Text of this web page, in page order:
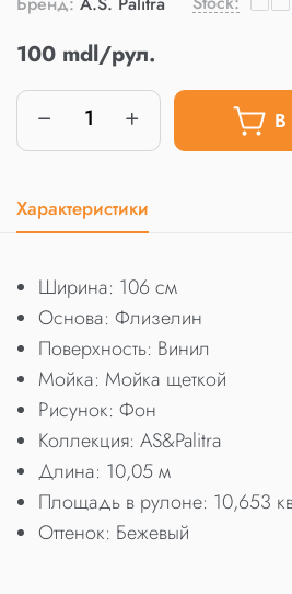
100 mdl/рул.
В
Характеристики
Ширина: 106 см
Основа: Флизелин
Поверхность: Винил
Мойка: Мойка щеткой
Рисунок: Фон
Коллекция: AS&Palitra
Длина: 10,05 м
Площадь в рулоне: 10,653
Оттенок: Бежевый